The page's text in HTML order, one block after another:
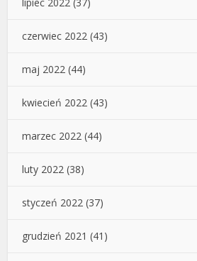
czerwiec 2022 (43)
maj 2022 (44)
kwiecień 2022 (43)
marzec 2022 (44)
luty 2022 (38)
styczeń 2022 (37)
grudzień 2021 (41)